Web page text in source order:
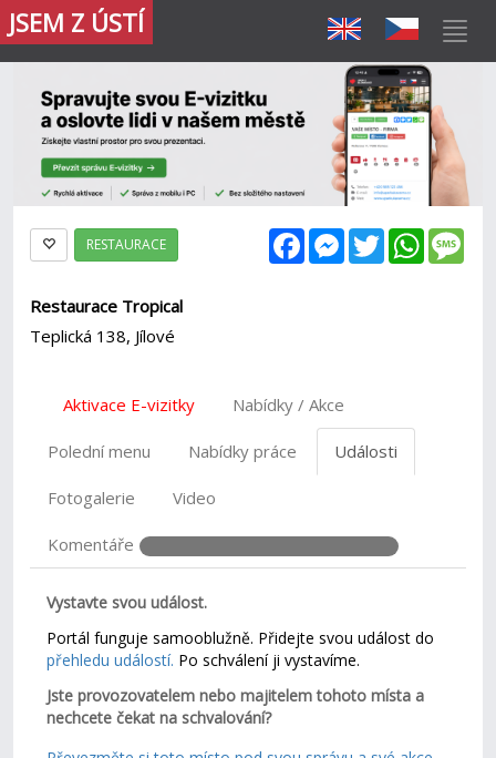
JSEM Z ÚSTÍ
FacebookMessenger
Twitter
RESTAURACE
Restaurace Tropical
Teplická 138, Jílové
Aktivace E-vizitky Nabídky / Akce
Polední menu Nabídky práce Události
Fotogalerie Video
Komentáře
Vystavte svou událost.
Portál funguje samooblužně. Přidejte svou událost do
přehledu událostí. Po schválení ji vystavíme.
Jste provozovatelem nebo majitelem tohoto místa a
nechcete čekat na schvalování?